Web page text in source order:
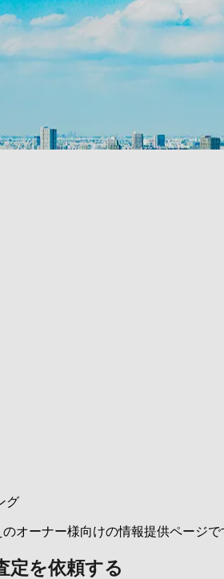
グ
オーナー様向けの情報提供ページで
定を依頼する